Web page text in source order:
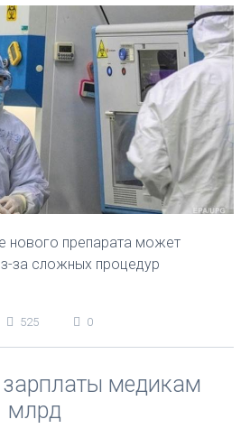
нового препарата может
за сложных процедур
525 0
медикам
млрд